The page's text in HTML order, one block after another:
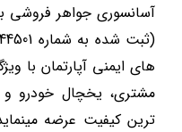
آسانسوری جواهر فروشی
های ایمنی آپارتمان با
مشتری، یخچال خودرو
ترین کیفیت عرضه